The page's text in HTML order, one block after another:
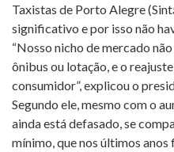
Taxistas de Porto Alegre
significativo e por isso não
“Nosso nicho de mercado
ônibus ou lotação, e o
consumidor”, explicou o
Segundo ele, mesmo com o
ainda está defasado, se
mínimo, que nos últimos anos